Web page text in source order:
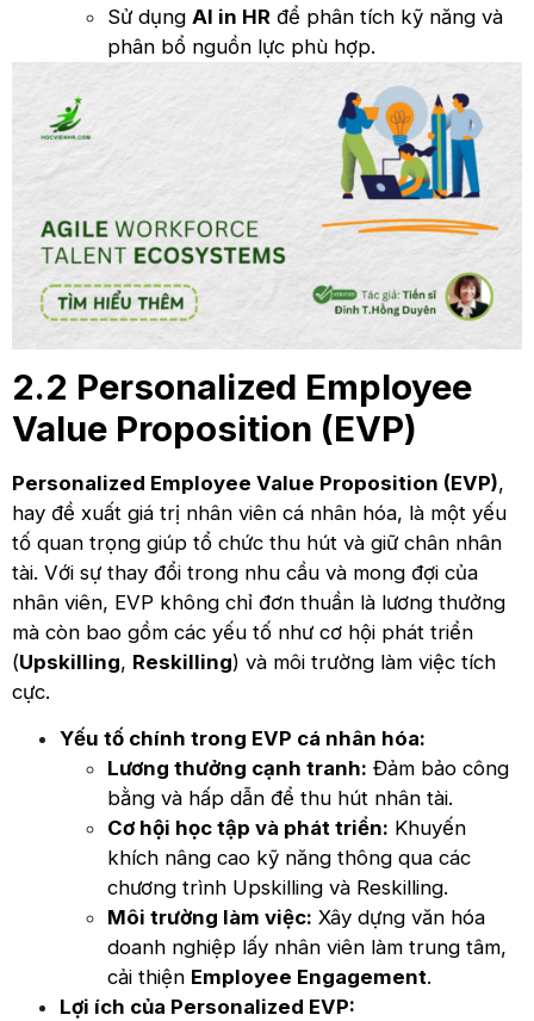
Sử dụng AI in HR để phân tích kỹ năng và
phân bổ nguồn lực phù hợp.
2.2 Personalized Employee
Value Proposition (EVP)
Personalized Employee Value Proposition (EVP),
hay đề xuất giá trị nhân viên cá nhân hóa, là một yếu
tố quan trọng giúp tổ chức thu hút và giữ chân nhân
tài. Với sự thay đổi trong nhu cầu và mong đợi của
nhân viên, EVP không chỉ đơn thuần là lương thưởng
mà còn bao gồm các yếu tố như cơ hội phát triển
(Upskilling, Reskilling) và môi trường làm việc tích
cực.
Yếu tố chính trong EVP cá nhân hóa:
Lương thưởng cạnh tranh: Đảm bảo công
bằng và hấp dẫn để thu hút nhân tài.
Cơ hội học tập và phát triển: Khuyến
khích nâng cao kỹ năng thông qua các
chương trình Upskilling và Reskilling.
Môi trường làm việc: Xây dựng văn hóa
doanh nghiệp lấy nhân viên làm trung tâm,
cải thiện Employee Engagement.
Lợi ích của Personalized EVP: